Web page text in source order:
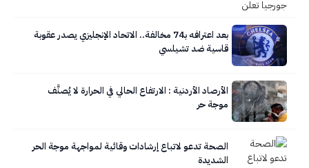
بعد اعترافه بـ74 مخالفة.. الاتحاد الإنجليزي يصدر عقوبة
قاسية ضد تشيلسي
الأرصاد الأردنية : الارتفاع الحالي في الحرارة لا يُصنَّف
موجة حر
الصحة تدعو لاتباع إرشادات وقائية لمواجهة موجة الحر
الشديدة